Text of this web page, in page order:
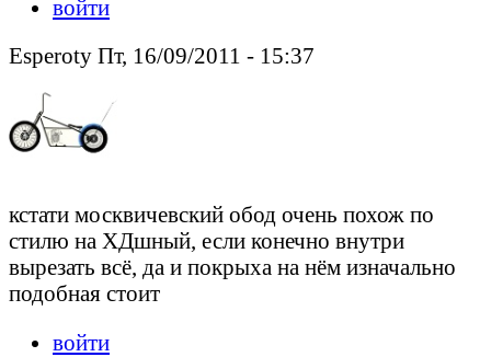
войти
Esperoty Пт, 16/09/2011 - 15:37
кстати москвичевский обод очень похож по
стилю на ХДшный, если конечно внутри
вырезать всё, да и покрыха на нём изначально
подобная стоит
войти